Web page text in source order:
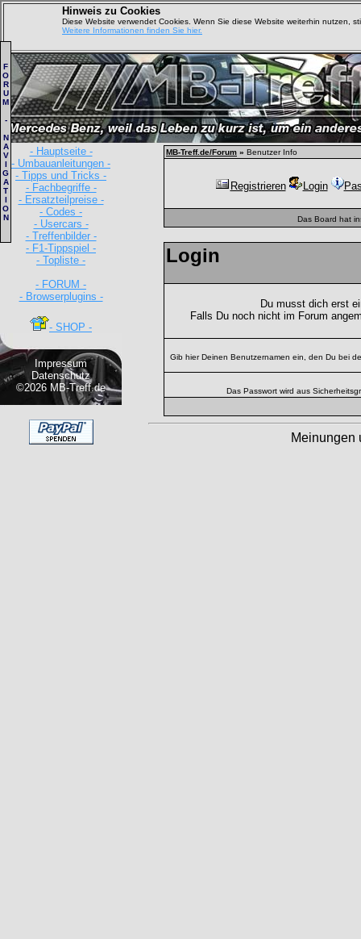
Hinweis zu Cookies
Diese Website verwendet Cookies. Wenn Sie diese Website weiterhin nutzen,
Weitere Informationen finden Sie hier.
- Hauptseite -
- Umbauanleitungen -
- Tipps und Tricks -
- Fachbegriffe -
- Ersatzteilpreise -
- Codes -
- Usercars -
- Treffenbilder -
- F1-Tippspiel -
- Topliste -
- FORUM -
- Browserplugins -
- SHOP -
Impressum
Datenschutz
©2026 MB-Treff.de
F
O
R
U
M
-
N
A
V
I
G
A
T
I
O
N
MB-Treff.de/Forum » Benutzer Info
Registrieren Login
Das Board hat
Login
Du musst dich erst
Falls Du noch nicht im Forum
Gib hier Deinen Benutzernamen ein, den Du bei
Das Passwort wird aus
Meinungen